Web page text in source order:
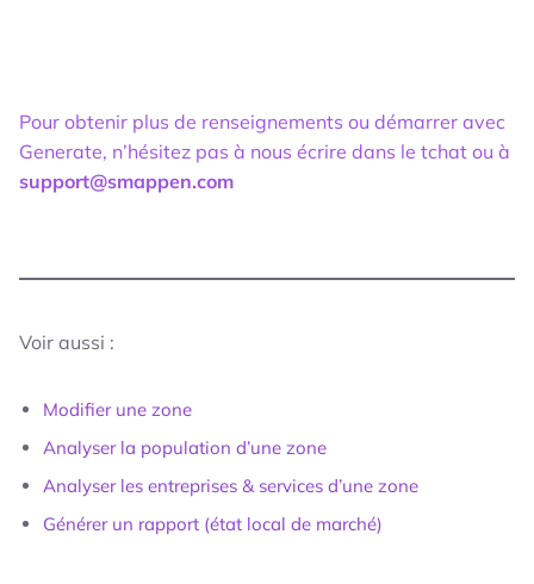
Pour obtenir plus de renseignements ou démarrer avec
Generate, n’hésitez pas à nous écrire dans le tchat ou à
support@smappen.com
Voir aussi :
Modifier une zone
Analyser la population d’une zone
Analyser les entreprises & services d’une zone
Générer un rapport (état local de marché)